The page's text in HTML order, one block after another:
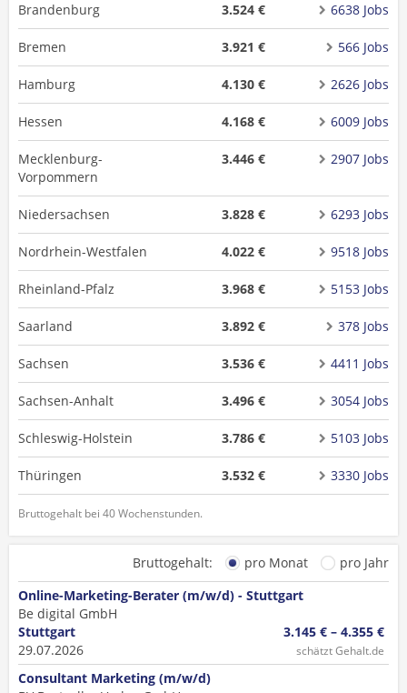
Brandenburg 3.524 € 6638 Jobs
Bremen 3.921 € 566 Jobs
Hamburg 4.130 € 2626 Jobs
Hessen 4.168 € 6009 Jobs
Mecklenburg-
Vorpommern
3.446 € 2907 Jobs
Niedersachsen 3.828 € 6293 Jobs
Nordrhein-Westfalen 4.022 € 9518 Jobs
Rheinland-Pfalz 3.968 € 5153 Jobs
Saarland 3.892 € 378 Jobs
Sachsen 3.536 € 4411 Jobs
Sachsen-Anhalt 3.496 € 3054 Jobs
Schleswig-Holstein 3.786 € 5103 Jobs
Thüringen 3.532 € 3330 Jobs
Bruttogehalt bei 40 Wochenstunden.
Bruttogehalt: pro Monat
pro Jahr
Online-Marketing-Berater (m/w/d) - Stuttgart
Be digital GmbH
Stuttgart
29.07.2026
3.145 € – 4.355 €
schätzt Gehalt.de
Consultant Marketing (m/w/d)